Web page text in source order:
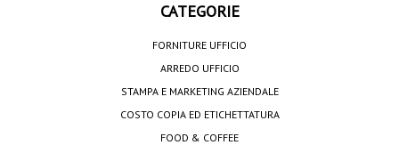
CATEGORIE
FORNITURE UFFICIO
ARREDO UFFICIO
STAMPA E MARKETING AZIENDALE
COSTO COPIA ED ETICHETTATURA
FOOD & COFFEE